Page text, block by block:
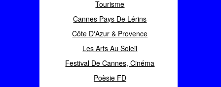
Tourisme
Cannes Pays De Lérins
Côte D'Azur & Provence
Les Arts Au Soleil
Festival De Cannes, Cinéma
Poèsie FD